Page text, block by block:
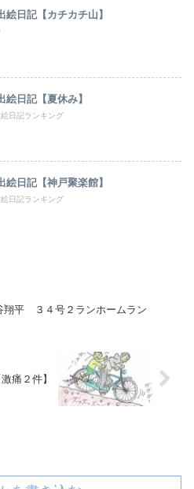
絵日記【カチカチ山】
絵日記【夏休み】
日記ランキング
絵日記【神戸聚楽館】
日記ランキング
翔平 ３４号２ランホームラン
痛２件】